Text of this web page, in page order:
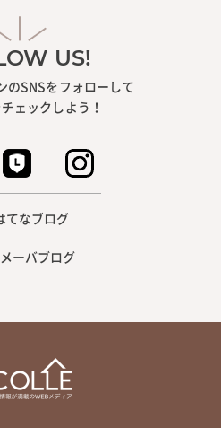
US!
のSNSをフォローして
ェックしよう！
てなブログ
ーバブログ